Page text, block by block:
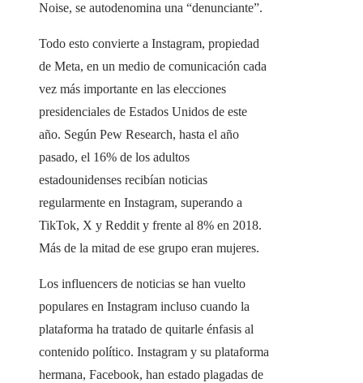
Noise, se autodenomina una “denunciante”.
Todo esto convierte a Instagram, propiedad
de Meta, en un medio de comunicación cada
vez más importante en las elecciones
presidenciales de Estados Unidos de este
año. Según Pew Research, hasta el año
pasado, el 16% de los adultos
estadounidenses recibían noticias
regularmente en Instagram, superando a
TikTok, X y Reddit y frente al 8% en 2018.
Más de la mitad de ese grupo eran mujeres.
Los influencers de noticias se han vuelto
populares en Instagram incluso cuando la
plataforma ha tratado de quitarle énfasis al
contenido político. Instagram y su plataforma
hermana, Facebook, han estado plagadas de